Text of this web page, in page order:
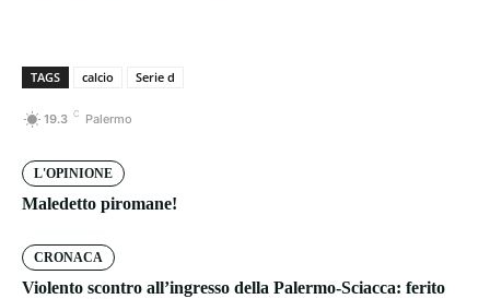
TAGS calcio Serie d
19.3 C Palermo
L'OPINIONE
Maledetto piromane!
CRONACA
Violento scontro all’ingresso della Palermo-Sciacca: ferito